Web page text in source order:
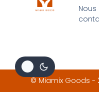
Nous
© Miamix Goods -